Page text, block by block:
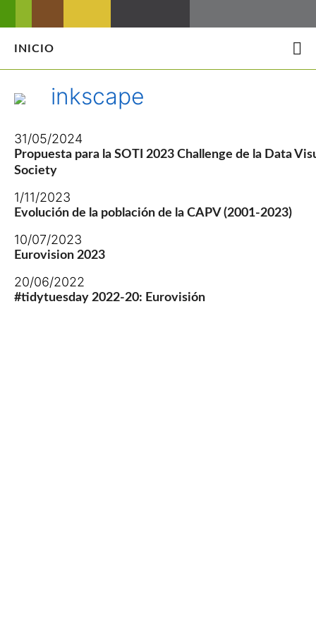
INICIO
inkscape
31/05/2024
Propuesta para la SOTI 2023 Challenge de la Data
Society
1/11/2023
Evolución de la población de la CAPV (2001-2023)
10/07/2023
Eurovision 2023
20/06/2022
#tidytuesday 2022-20: Eurovisión